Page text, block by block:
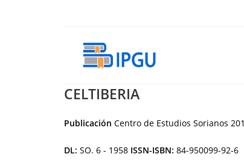
CELTIBERIA
Publicación Centro de Estudios Sorianos
DL: SO. 6 - 1958 ISSN-ISBN: 84-950099-92-6